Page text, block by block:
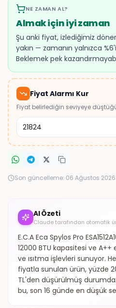
NE ZAMAN AL?
Almak için iyi zaman
Şu anki fiyat, izlediğimiz
yakın — zamanın yalnızca
Beklemek pek
Fiyat Alarmı Kur
Fiyat belirlediğin seviyeye
Son güncelleme: 06 Ağustos 2026
AI Özeti
Claude tarafından otomatik
E.C.A Eca Spylos Pro
12000 BTU kapasitesi ve A++
ve ısıtma işlevleri sunuyor.
fiyatla sunulan ürün, yüzde
TL'den düşürülmüş
bu, son 16 günde en düşük